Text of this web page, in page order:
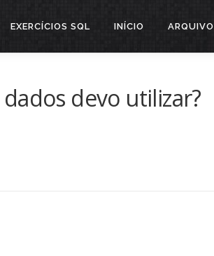
EXERCÍCIOS SQL INÍCIO ARQUIVO
dados devo utilizar?